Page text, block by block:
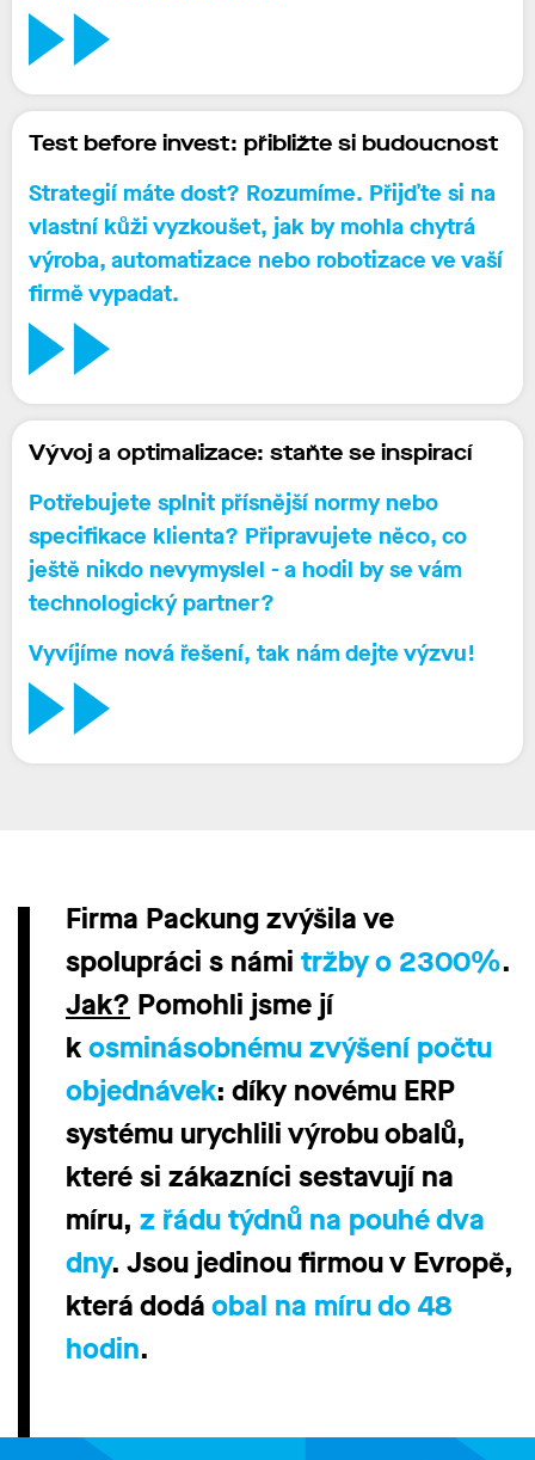
Test before invest: přibližte si budoucnost
Strategií máte dost? Rozumíme. Přijďte si na
vlastní kůži vyzkoušet, jak by mohla chytrá
výroba, automatizace nebo robotizace ve vaší
firmě vypadat.
Vývoj a optimalizace: staňte se inspirací
Potřebujete splnit přísnější normy nebo
specifikace klienta? Připravujete něco, co
ještě nikdo nevymyslel - a hodil by se vám
technologický partner?
Vyvíjíme nová řešení, tak nám dejte výzvu!
Firma Packung zvýšila ve
spolupráci s námi tržby o 2300%.
Jak? Pomohli jsme jí
kosminásobnému zvýšení počtu
objednávek: díky novému ERP
systému urychlili výrobu obalů,
které si zákazníci sestavují na
míru, z řádu týdnů na pouhé dva
dny. Jsou jedinou firmou v Evropě,
která dodáobal na míru do 48
hodin.